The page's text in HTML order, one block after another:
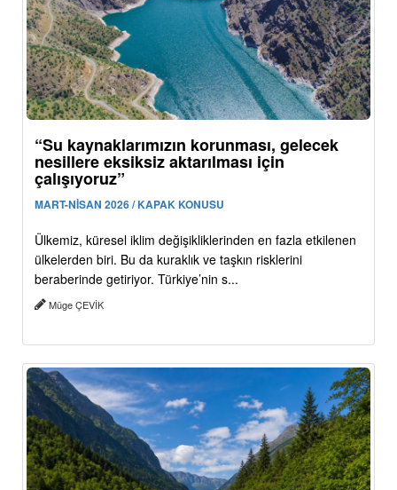
“Su kaynaklarımızın korunması, gelecek
nesillere eksiksiz aktarılması için
çalışıyoruz”
MART-NİSAN 2026 / KAPAK KONUSU
Ülkemiz, küresel iklim değişikliklerinden en fazla etkilenen
ülkelerden biri. Bu da kuraklık ve taşkın risklerini
beraberinde getiriyor. Türkiye’nin s...
Müge ÇEVİK